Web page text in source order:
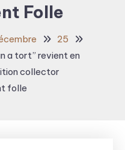
Folle
25
a tort” revient en
collector
folle